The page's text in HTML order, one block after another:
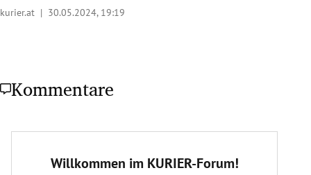
kurier.at | 30.05.2024, 19:19
Kommentare